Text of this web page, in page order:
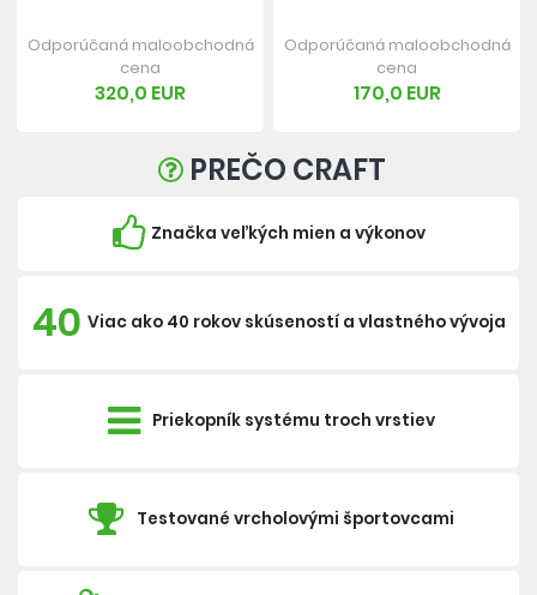
Odporúčaná maloobchodná
cena
320,0 EUR
Odporúčaná maloobchodná
cena
170,0 EUR
PREČO CRAFT
Značka veľkých mien a výkonov
40 Viac ako 40 rokov skúseností a vlastného vývoja
Priekopník systému troch vrstiev
Testované vrcholovými športovcami